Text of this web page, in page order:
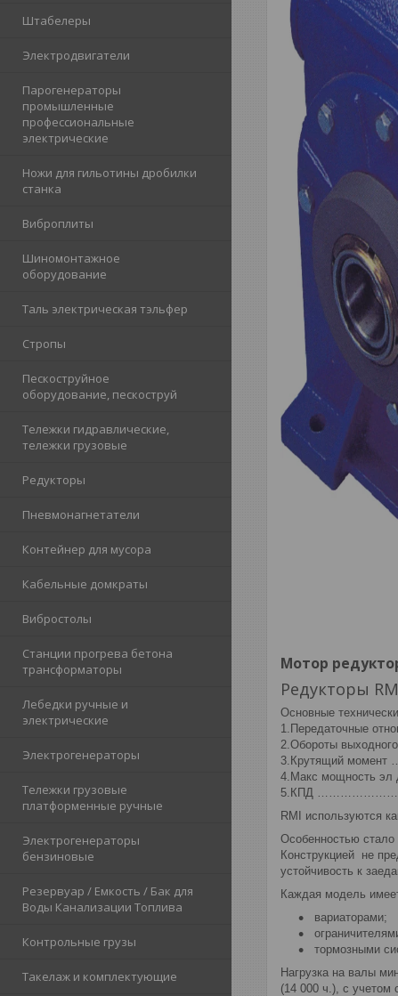
Штабелеры
Электродвигатели
Парогенераторы
промышленные
профессиональные
электрические
Ножи для гильотины дробилки
станка
Виброплиты
Шиномонтажное
оборудование
Таль электрическая тэльфер
Стропы
Пескоструйное
оборудование, пескоструй
Тележки гидравлические,
тележки грузовые
Редукторы
Пневмонагнетатели
Контейнер для мусора
Кабельные домкраты
Вибростолы
Станции прогрева бетона
трансформаторы
Лебедки ручные и
электрические
Электрогенераторы
Тележки грузовые
платформенные ручные
Электрогенераторы
бензиновые
Резервуар / Емкость / Бак для
Воды Канализации Топлива
Контрольные грузы
Такелаж и комплектующие
Мотор
Редукторы
Основные
1.Передаточные
2.Обороты
3.Крутящий
4.Макс мощность эл
5.КПД
RMI используются
Особенностью стало
Конструкцией не
устойчивость к
Каждая модель
вариаторами;
тормозными
Нагрузка на валы
(14 000 ч.), с учетом